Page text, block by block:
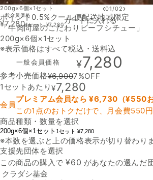
200g×6個×1セット ‹01 /02›
ポイント0.5% クール便配送地域限定
「牛肉問屋のこだわりビーフシチュー」
200g×6個×1セット
※表示価格はすべて税込・送料込
一般会員価格 ¥7,280
参考小売価格¥6,9007%OFF
1セットあたり¥7,280
会員
プレミアム会員なら ¥6,730 （¥550
この1点のおトクだけで、月会費550
商品種類・数量を選択
200g×6個×1セット 1セット ¥7,280
※本数を選ぶと上の価格表示が切り替わり
支援先団体を選択
この商品の購入で¥60 があなたの選んだ
支援先団体
一般会員価格
¥7,2801セット¥7,280
カートに入れる